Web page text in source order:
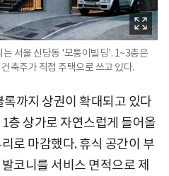
서울 신당동 '모퉁이빌딩'. 1~3층은
축주가 직접 주택으로 쓰고 있다.
까지 상권이 확대되고 있다
층 상가로 자연스럽게 들어올
로 마감했다. 휴식 공간이 부
코니를 서비스 면적으로 제